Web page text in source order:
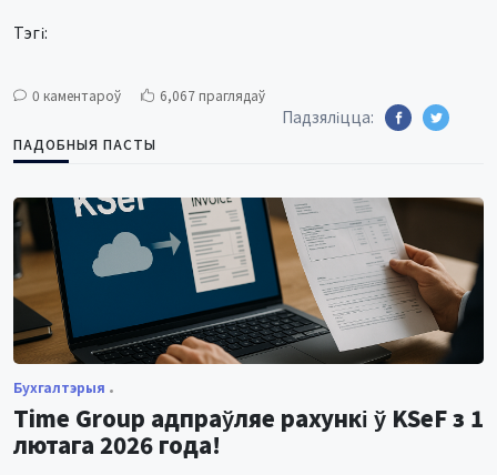
Тэгі:
0 каментароў 6,067 праглядаў
Падзяліцца:
ПАДОБНЫЯ ПАСТЫ
Бухгалтэрыя
Time Group адпраўляе рахункі ў KSeF з 1
лютага 2026 года!